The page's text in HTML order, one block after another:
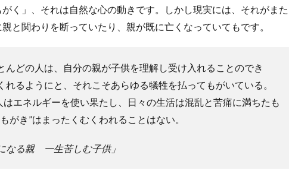
く」、それは自然な心の動きです。しかし現実には、それがまた
と関わりを断っていたり、親が既に亡くなっていてもです。
んどの人は、自分の親が子供を理解し受け入れることのでき
れるようにと、それこそあらゆる犠牲を払ってもがいている。
はエネルギーを使い果たし、日々の生活は混乱と苦痛に満ちたも
がき”はまったくむくわれることはない。
なる親 一生苦しむ子供」